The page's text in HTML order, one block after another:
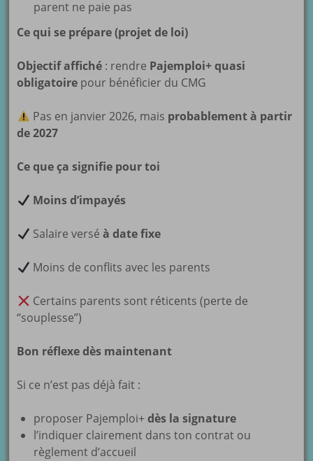
parent ne paie pas
Ce qui se prépare (projet de loi)
Objectif affiché : rendre Pajemploi+ quasi
obligatoire pour bénéficier du CMG
Pas en janvier 2026, mais probablement à partir
de 2027
Ce que ça signifie pour toi
Moins d’impayés
Salaire versé à date fixe
Moins de conflits avec les parents
Certains parents sont réticents (perte de
“souplesse”)
Bon réflexe dès maintenant
Si ce n’est pas déjà fait :
proposer Pajemploi+dès la signature
l’indiquer clairement dans ton contrat ou
règlement d’accueil